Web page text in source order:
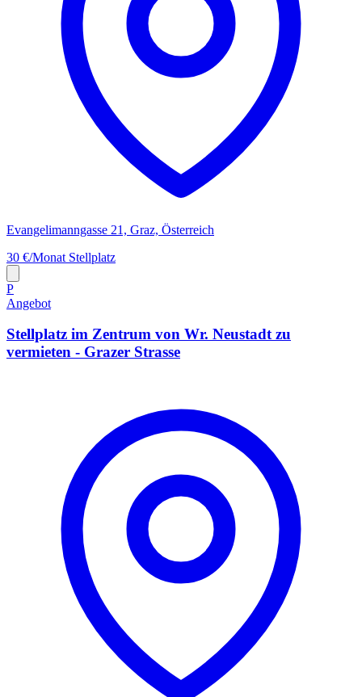
Evangelimanngasse 21, Graz, Österreich
30 €/Monat Stellplatz
P
Angebot
Stellplatz im Zentrum von Wr. Neustadt zu
vermieten - Grazer Strasse